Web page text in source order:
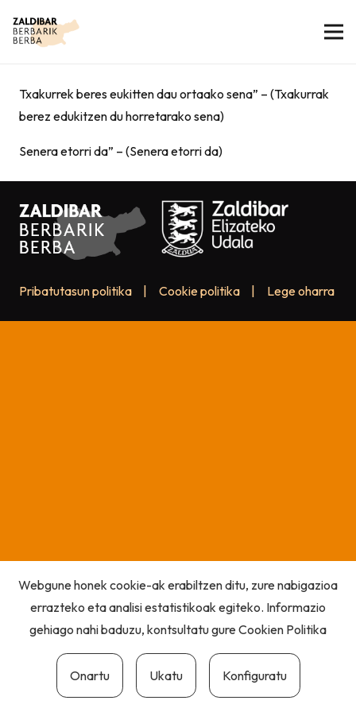
Txakurrek beres eukitten dau ortaako sena” – (Txakurrak
berez edukitzen du horretarako sena)
Senera etorri da” – (Senera etorri da)
Pribatutasun politika Cookie politika Lege oharra
Webgune honek cookie-ak erabiltzen ditu, zure nabigazioa
errazteko eta analisi estatistikoak egiteko. Informazio
gehiago nahi baduzu, kontsultatu gureCookien Politika
Onartu Ukatu Konfiguratu